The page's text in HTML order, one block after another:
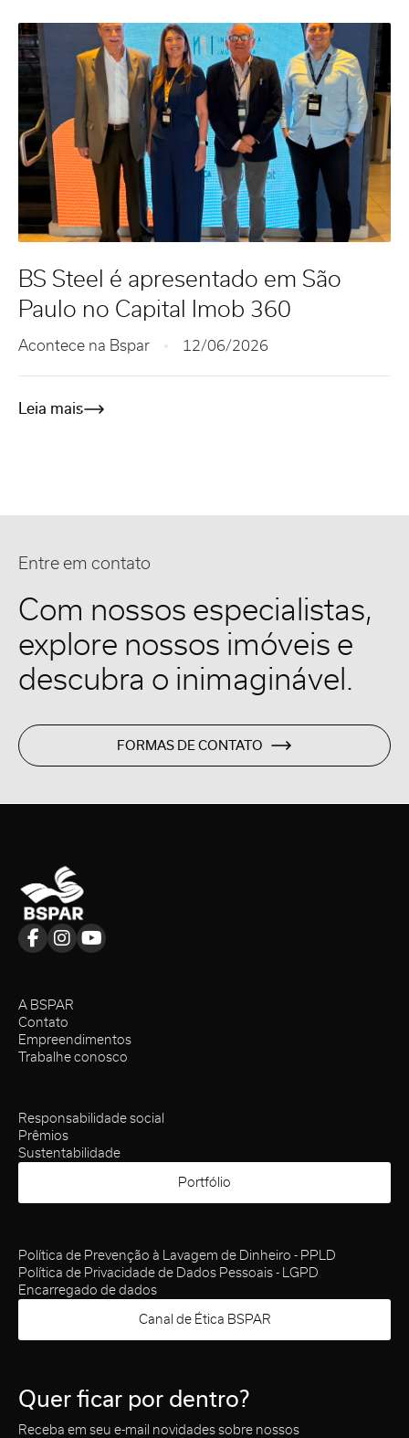
BS Steel é apresentado em São
Paulo no Capital Imob 360
Acontece na Bspar 12/06/2026
Leia mais
Entre em contato
Com nossos especialistas,
explore nossos imóveis e
descubra o inimaginável.
FORMAS DE CONTATO
A BSPAR
Contato
Empreendimentos
Trabalhe conosco
Responsabilidade social
Prêmios
Sustentabilidade
Portfólio
Política de Prevenção à Lavagem de Dinheiro - PPLD
Política de Privacidade de Dados Pessoais - LGPD
Encarregado de dados
Canal de Ética BSPAR
Quer ficar por dentro?
Receba em seu e-mail novidades sobre nossos